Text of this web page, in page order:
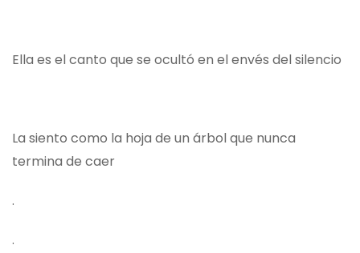
Ella es el canto que se ocultó en el envés del silencio
La siento como la hoja de un árbol que nunca
termina de caer
.
.